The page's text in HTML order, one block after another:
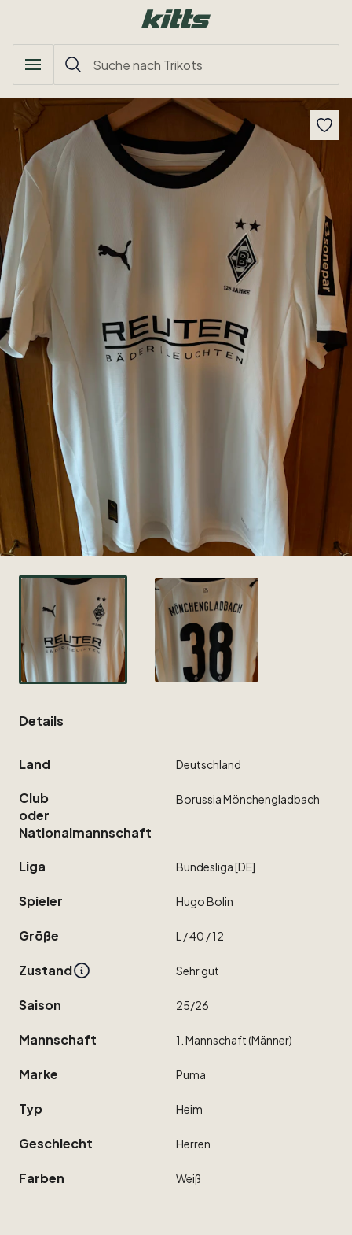
Details
Land Deutschland
Club
oder
Nationalmannschaft
BorussiaMönchengladbach
Liga Bundesliga[DE]
Spieler HugoBolin
Größe L ​/​40 ​/​12
Zustand Sehrgut
Saison 25​/​26
Mannschaft 1. Mannschaft(Männer)
Marke Puma
Typ Heim
Geschlecht Herren
Farben Weiß